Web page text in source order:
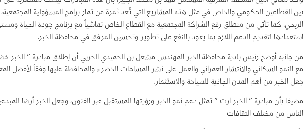
الربحي، كما تأتي من منطلق رفع الشراكة المجتمعية مع القطاع الخاص تماشياً مع برنامج جودة الحياة
استعدادها لتقديم الدعم اللازم بما يعود بالنفع على تطوير وتحسين المرافق في محافظة الخبر.
من جانبه أوضح رئيس بلدية محافظة الخبر المهندس مشعل بن الحميدي الحربي أن إطلاق مبادرة ” الخبر
مع النمو السكاني والانتشار العمراني والعمل على نشر المساحات الخضراء والمحافظة عليها وفقاً لأفضل
جعل الخبر من أهم المدن الجاذبة للسياحة والاستثمار.
مضيفا بأن مبادرة ” الخبر ارت ” تمثل دعم نمو الخبر ورؤيتها للمستقبل عبر الفنون، وجعل الخبر أرضا
الناس من مختلف الثقافات